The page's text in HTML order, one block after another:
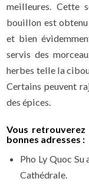
meilleures. Cette
bouillon est
et bien
servis des
herbes telle la
Certains peuvent
des épices.
Vous retrouverez
bonnes adresses :
Pho Ly Quoc Su
Cathédrale.